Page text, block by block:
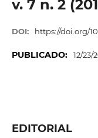
v. 7 n. 2
DOI: https://doi.org/
PUBLICADO: 12/23/
EDITORIAL